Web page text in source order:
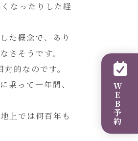
WEB予約
なったりした経
た概念で、あり
さそうです。
的なのです。
って一年間、
上では何百年も